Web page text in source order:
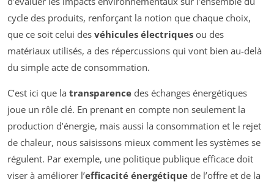
cycle des produits, renforçant la notion que chaque choix,
que ce soit celui des véhicules électriques ou des
matériaux utilisés, a des répercussions qui vont bien au-delà
du simple acte de consommation.
C’est ici que la transparence des échanges énergétiques
joue un rôle clé. En prenant en compte non seulement la
production d’énergie, mais aussi la consommation et le rejet
de chaleur, nous saisissons mieux comment les systèmes se
régulent. Par exemple, une politique publique efficace doit
viser à améliorer l’efficacité énergétique de l’offre et de la